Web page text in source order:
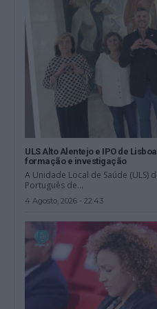
ULS Alto Alentejo e IPO de
formação e investigação
A Unidade Local de Saúde (ULS)
Português de...
4 Agosto, 2026 - 22:43